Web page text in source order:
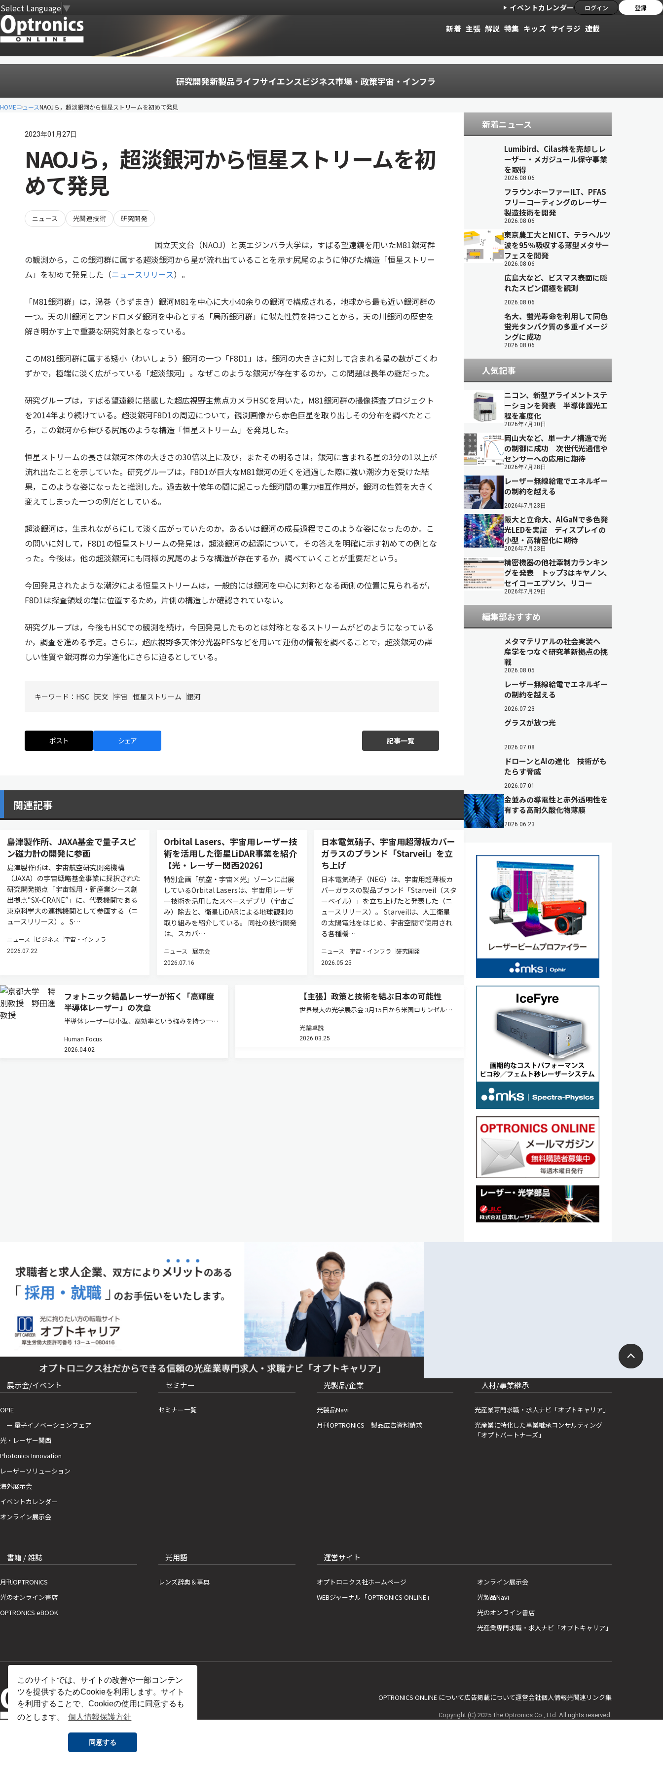
このサイトでは、サイトの改善や一部コンテン
ツを提供するためCookieを利用します。サイト
を利用することで、Cookieの使用に同意するも
のとします。
個人情報保護方針
同意する
Select Language▼ イベントカレンダー ログイン 登録
新着 主張 解説 特集 キッズ サイラジ 連載
研究開発新製品ライフサイエンスビジネス市場・政策宇宙・インフラ
HOMEニュースNAOJら，超淡銀河から恒星ストリームを初めて発見
2023年01月27日
NAOJら，超淡銀河から恒星ストリームを初
めて発見
ニュース 光関連技術 研究開発
国立天文台（NAOJ）と英エジンバラ大学は，すばる望遠鏡を用いたM81銀河群
の観測から，この銀河群に属する超淡銀河から星が流れ出ていることを示す尻尾のように伸びた構造「恒星ストリー
ム」を初めて発見した（ニュースリリース）。
「M81銀河群」は，渦巻（うずまき）銀河M81を中心に大小40余りの銀河で構成される，地球から最も近い銀河群の
一つ。天の川銀河とアンドロメダ銀河を中心とする「局所銀河群」に似た性質を持つことから，天の川銀河の歴史を
解き明かす上で重要な研究対象となっている。
このM81銀河群に属する矮小（わいしょう）銀河の一つ「F8D1」は，銀河の大きさに対して含まれる星の数がごくわ
ずかで，極端に淡く広がっている「超淡銀河」。なぜこのような銀河が存在するのか，この問題は長年の謎だった。
研究グループは，すばる望遠鏡に搭載した超広視野主焦点カメラHSCを用いた，M81銀河群の撮像探査プロジェクト
を2014年より続けている。超淡銀河F8D1の周辺について，観測画像から赤色巨星を取り出しその分布を調べたとこ
ろ，この銀河から伸びる尻尾のような構造「恒星ストリーム」を発見した。
恒星ストリームの長さは銀河本体の大きさの30倍以上に及び，またその明るさは，銀河に含まれる星の3分の1以上が
流れ出たことを示していた。研究グループは，F8D1が巨大なM81銀河の近くを通過した際に強い潮汐力を受けた結
果，このような姿になったと推測した。過去数十億年の間に起こった銀河間の重力相互作用が，銀河の性質を大きく
変えてしまった一つの例だとしている。
超淡銀河は，生まれながらにして淡く広がっていたのか，あるいは銀河の成長過程でこのような姿になったのか。こ
の問いに対して，F8D1の恒星ストリームの発見は，超淡銀河の起源について，その答えを明確に示す初めての例とな
った。今後は，他の超淡銀河にも同様の尻尾のような構造が存在するか，調べていくことが重要だという。
今回発見されたような潮汐による恒星ストリームは，一般的には銀河を中心に対称となる両側の位置に見られるが，
F8D1は探査領域の端に位置するため，片側の構造しか確認されていない。
研究グループは，今後もHSCでの観測を続け，今回発見したものとは対称となるストリームがどのようになっている
か，調査を進める予定。さらに，超広視野多天体分光器PFSなどを用いて運動の情報を調べることで，超淡銀河の詳
しい性質や銀河群の力学進化にさらに迫るとしている。
キーワード： HSC 天文 宇宙 恒星ストリーム 銀河
ポスト シェア 記事一覧
関連記事
島津製作所、JAXA基金で量子スピ
ン磁力計の開発に参画
島津製作所は、宇宙航空研究開発機構
（JAXA）の宇宙戦略基金事業に採択された
研究開発拠点「宇宙転用・新産業シーズ創
出拠点“SX-CRANE”」に、代表機関である
東京科学大の連携機関として参画する（ニ
ュースリリース）。 S…
ニュース ビジネス 宇宙・インフラ
2026.07.22
Orbital Lasers、宇宙用レーザー技
術を活用した衛星LiDAR事業を紹介
【光・レーザー関西2026】
特別企画「航空・宇宙×光」ゾーンに出展
しているOrbital Lasersは、宇宙用レーザ
ー技術を活用したスペースデブリ（宇宙ご
み）除去と、衛星LiDARによる地球観測の
取り組みを紹介している。 同社の技術開発
は、スカパ…
ニュース 展示会
2026.07.16
日本電気硝子、宇宙用超薄板カバー
ガラスのブランド「Starveil」を立
ち上げ
日本電気硝子（NEG）は、宇宙用超薄板カ
バーガラスの製品ブランド「Starveil（スタ
ーベイル）」を立ち上げたと発表した（ニ
ュースリリース）。 Starveilは、人工衛星
の太陽電池をはじめ、宇宙空間で使用され
る各種機…
ニュース 宇宙・インフラ 研究開発
2026.05.25
フォトニック結晶レーザーが拓く「高輝度
半導体レーザー」の次章
半導体レーザーは小型、高効率という強みを持つ一方
という壁があった。フォトニック結晶レーザーはその
常識を塗り替えつつある。その研究の先駆者である京
Human Focus
2026.04.02
【主張】政策と技術を結ぶ日本の可能性
世界最大の光学展示会 3月15日から米国ロサンゼルス
and Exhibition）が開幕する。通信バブル崩壊後、存在
感を失っていた同…
光論卓説
2026.03.25
新着ニュース
Lumibird、Cilas株を売却しレ
ーザー・メガジュール保守事業
を取得
2026.08.06
フラウンホーファーILT、PFAS
フリーコーティングのレーザー
製造技術を開発
2026.08.06
東京農工大とNICT、テラヘルツ
波を95％吸収する薄型メタサー
フェスを開発
2026.08.06
広島大など、ビスマス表面に隠
れたスピン偏極を観測
2026.08.06
名大、蛍光寿命を利用して同色
蛍光タンパク質の多重イメージ
ングに成功
2026.08.06
人気記事
ニコン、新型アライメントステ
ーションを発表 半導体露光工
程を高度化
2026年7月30日
岡山大など、単一ナノ構造で光
の制御に成功 次世代光通信や
センサーへの応用に期待
2026年7月28日
レーザー無線給電でエネルギー
の制約を越える
2026年7月23日
阪大と立命大、AlGaNで多色発
光LEDを実証 ディスプレイの
小型・高精密化に期待
2026年7月23日
精密機器の他社牽制力ランキン
グを発表 トップ3はキヤノン、
セイコーエプソン、リコー
2026年7月29日
編集部おすすめ
メタマテリアルの社会実装へ
産学をつなぐ研究革新拠点の挑
戦
2026.08.05
レーザー無線給電でエネルギー
の制約を越える
2026.07.23
グラスが放つ光
2026.07.08
ドローンとAIの進化 技術がも
たらす脅威
2026.07.01
金並みの導電性と赤外透明性を
有する高耐久酸化物薄膜
2026.06.23
展示会/イベント
OPIE
ー 量子イノベーションフェア
光・レーザー関西
Photonics Innovation
レーザーソリューション
海外展示会
イベントカレンダー
オンライン展示会
セミナー
セミナー一覧
光製品/企業
光製品Navi
月刊OPTRONICS 製品広告資料請求
人材/事業継承
光産業専門求職・求人ナビ「オプトキャリア」
光産業に特化した事業継承コンサルティング
「オプトパートナーズ」
書籍 / 雑誌
月刊OPTRONICS
光のオンライン書店
OPTRONICS eBOOK
光用語
レンズ辞典＆事典
運営サイト
オプトロニクス社ホームページ
WEBジャーナル「OPTRONICS ONLINE」
オンライン展示会
光製品Navi
光のオンライン書店
光産業専門求職・求人ナビ「オプトキャリア」
OPTRONICS ONLINE について広告掲載について運営会社個人情報光関連リンク集
Copyright (C) 2025 The Optronics Co., Ltd. All rights reserved.